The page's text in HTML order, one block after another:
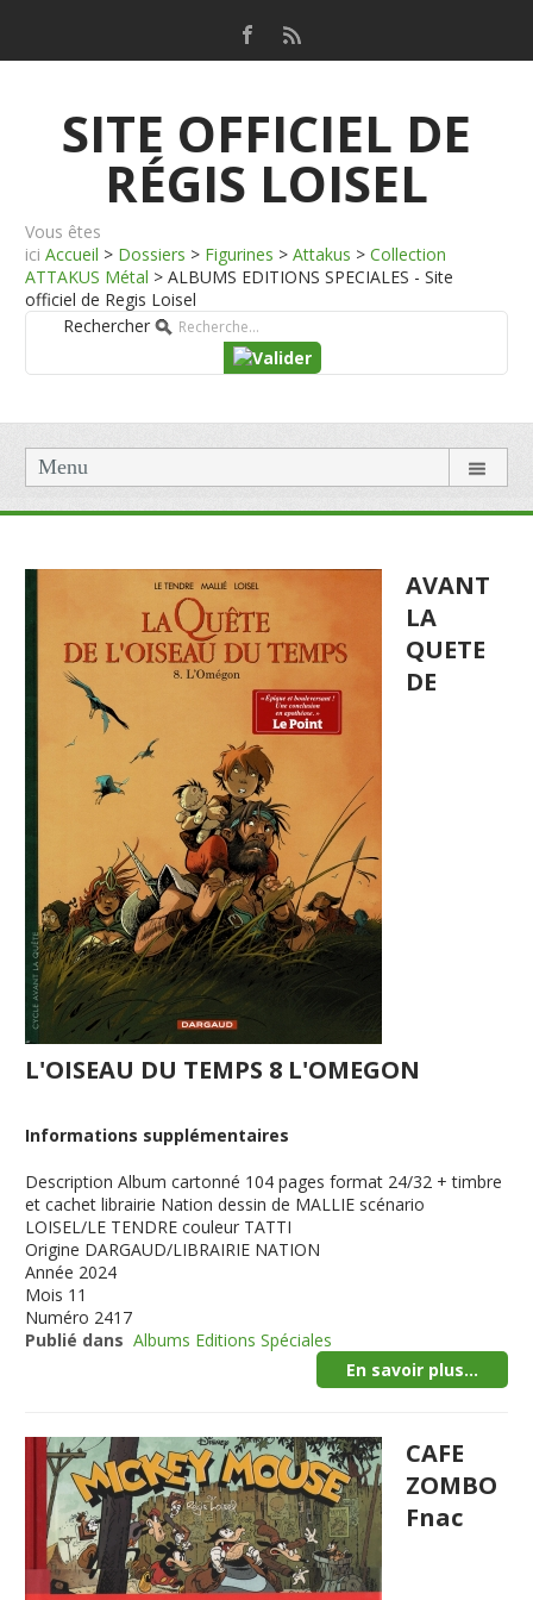
SITE OFFICIEL DE
RÉGIS LOISEL
Vous êtes
ici Accueil > Dossiers > Figurines > Attakus > Collection
ATTAKUS Métal > ALBUMS EDITIONS SPECIALES - Site
officiel de Regis Loisel
Rechercher
Menu
AVANT
LA
QUETE
DE
L'OISEAU DU TEMPS 8 L'OMEGON
Informations supplémentaires
Description Album cartonné 104 pages format 24/32 + timbre
et cachet librairie Nation dessin de MALLIE scénario
LOISEL/LE TENDRE couleur TATTI
Origine DARGAUD/LIBRAIRIE NATION
Année 2024
Mois 11
Numéro 2417
Publié dans Albums Editions Spéciales
En savoir plus...
CAFE
ZOMBO
Fnac